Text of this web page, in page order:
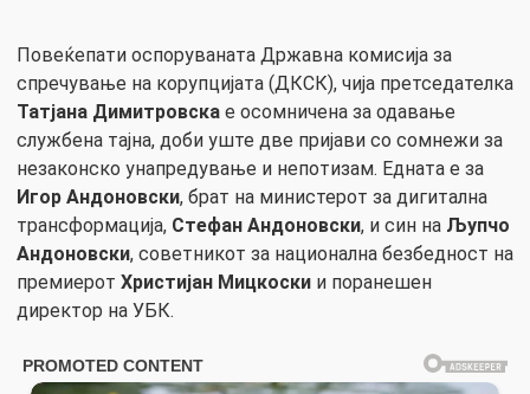
Повеќепати оспоруваната Државна комисија за
спречување на корупцијата (ДКСК), чија претседателка
Татјана Димитровска е осомничена за одавање
службена тајна, доби уште две пријави со сомнежи за
незаконско унапредување и непотизам. Едната е за
Игор Андоновски, брат на министерот за дигитална
трансформација, Стефан Андоновски, и син на Љупчо
Андоновски, советникот за национална безбедност на
премиерот Христијан Мицкоски и поранешен
директор на УБК.